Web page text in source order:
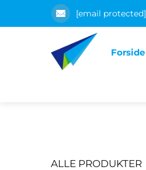
[email protected]
Forside
ALLE PRODUKTER